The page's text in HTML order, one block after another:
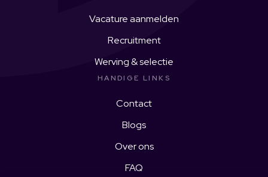
Vacature aanmelden
Recruitment
Werving & selectie
HANDIGE LINKS
Contact
Blogs
Over ons
FAQ